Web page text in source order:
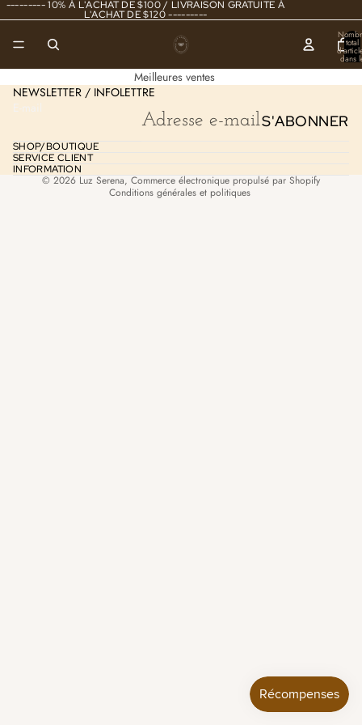
--------- 10% À L'ACHAT DE $100 / LIVRAISON GRATUITE À
L'ACHAT DE $120 ---------
total
dans
Meilleures ventes
NEWSLETTER / INFOLETTRE
E-mail
S'ABONNER
SHOP/BOUTIQUE
SERVICE CLIENT
INFORMATION
© 2026 Luz Serena, Commerce électronique propulsé par Shopify
Conditions générales et politiques
Politique de confidentialité
Conditions d’utilisation
Politique d’expédition
Mentions légales
Politique de résiliation